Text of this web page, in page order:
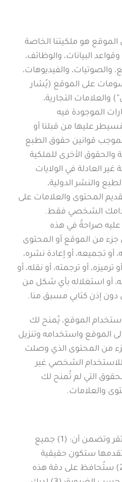
الموقع هو ملكيتنا الخاصة
البيانات، والوظائف،
والصوتيات، والفيديوهات،
على الموقع (يُشار
والعلامات التجارية،
الموجودة فيه
عليها من قبلنا أو
قوانين حقوق الطبع
والحقوق الأخرى للملكية
العادلة في الولايات
والنشر الدولية،
المحتوى والعلامات على
الشخصي فقط.
صراحةً في هذه
من الموقع أو المحتوى
أو تجميعه، أو إعادة نشره،
ترميزه، أو ترجمته، أو نقله، أو
أو استغلاله بأي شكل من
إذن كتابي مسبق منا.
الموقع، يُمنح لك
الموقع واستخدامه وتنزيل
من المحتوى الذي وصلت
الشخصي غير
التي لم تُمنح لك
والعلامات.
باستخدام الموقع، فإنك تقر وتضمن أن: (1) جميع
ستكون حقيقية
ودقيقة وحديثة وكاملة؛ (2) ستُحافظ على دقة هذه